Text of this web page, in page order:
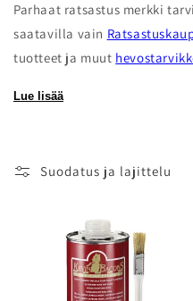
Parhaat ratsastus merkki
saatavilla vain
tuotteet ja muut
Lue lisää
Suodatus ja lajittelu